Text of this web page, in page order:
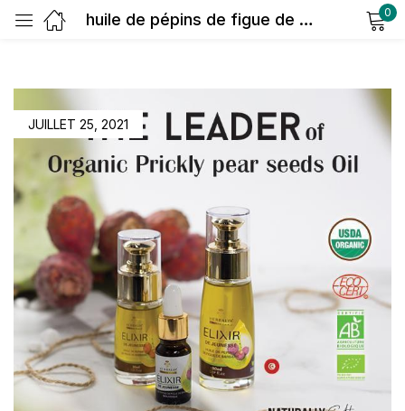
huile de pépins de figue de barbarie 0
JUILLET 25, 2021
Remember me
Log in
Create an account